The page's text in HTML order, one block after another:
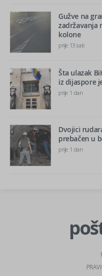
Gužve na
zadržavanja
kolone
prije 13 sati
Šta ulazak
iz dijaspore
prije 1 dan
Dvojici
prebačen u
prije 1 dan